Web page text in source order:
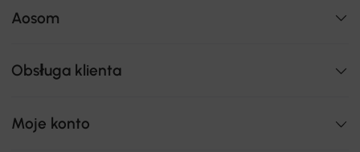
Aosom
Obsługa klienta
Moje konto